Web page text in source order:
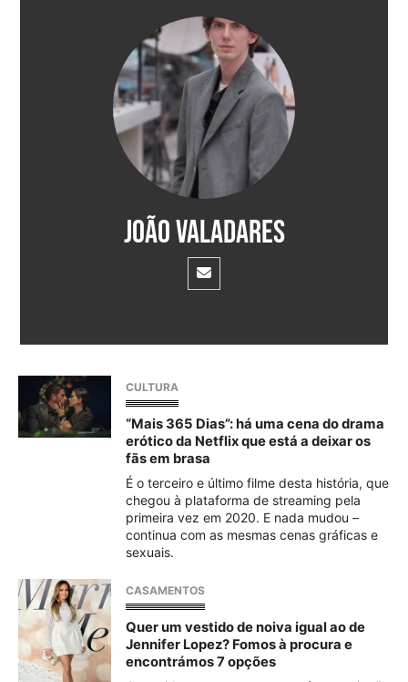
João Valadares
CULTURA
“Mais 365 Dias”: há uma cena do drama
erótico da Netflix que está a deixar os
fãs em brasa
É o terceiro e último filme desta história, que
chegou à plataforma de streaming pela
primeira vez em 2020. E nada mudou –
continua com as mesmas cenas gráficas e
sexuais.
CASAMENTOS
Quer um vestido de noiva igual ao de
Jennifer Lopez? Fomos à procura e
encontrámos 7 opções